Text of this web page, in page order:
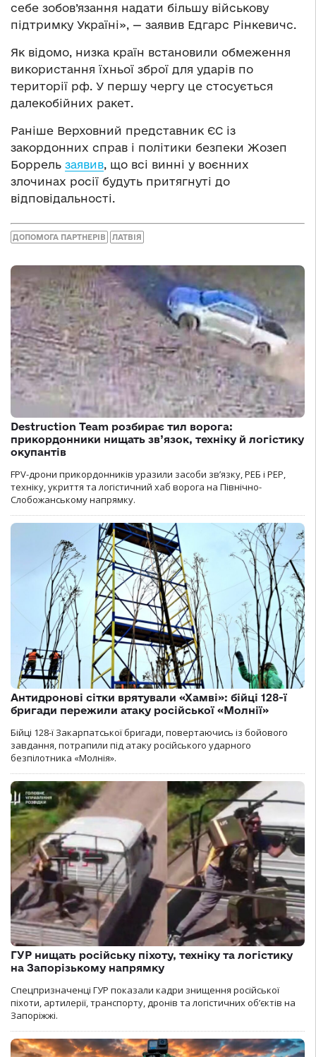
себе зобов’язання надати більшу військову
підтримку Україні», — заявив Едгарс Рінкевичс.
Як відомо, низка країн встановили обмеження
використання їхньої зброї для ударів по
території рф. У першу чергу це стосується
далекобійних ракет.
Раніше Верховний представник ЄС із
закордонних справ і політики безпеки Жозеп
Боррель заявив, що всі винні у воєнних
злочинах росії будуть притягнуті до
відповідальності.
ДОПОМОГА ПАРТНЕРІВ ЛАТВІЯ
Destruction Team розбирає тил ворога:
прикордонники нищать зв’язок, техніку й логістику
окупантів
FPV-дрони прикордонників уразили засоби зв’язку, РЕБ і РЕР,
техніку, укриття та логістичний хаб ворога на Північно-
Слобожанському напрямку.
Антидронові сітки врятували «Хамві»: бійці 128-ї
бригади пережили атаку російської «Молнії»
Бійці 128-ї Закарпатської бригади, повертаючись із бойового
завдання, потрапили під атаку російського ударного
безпілотника «Молнія».
ГУР нищать російську піхоту, техніку та логістику
на Запорізькому напрямку
Спецпризначенці ГУР показали кадри знищення російської
піхоти, артилерії, транспорту, дронів та логістичних об’єктів на
Запоріжжі.